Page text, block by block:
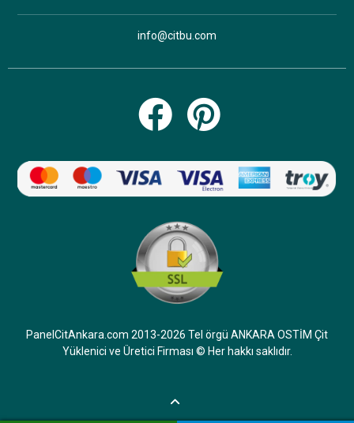
info@citbu.com
PanelCitAnkara.com 2013-2026 Tel örgü ANKARA OSTİM Çit
Yüklenici ve Üretici Firması © Her hakkı saklıdır.